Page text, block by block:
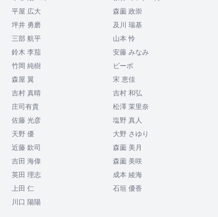
平屋 広大
森薗 政崇
坪井 勇磨
及川 瑞基
三部 航平
山本 怜
鈴木 李茄
安藤 みなみ
竹岡 純樹
ビーボ
森屋 翼
宋 恵佳
吉村 真晴
吉村 和弘
庄司有貴
松澤 茉里奈
佐藤 光彦
塩野 真人
天野 優
大野 さゆり
近藤 欽司
森薗 美月
吉田 海偉
森薗 美咲
英田 理志
成本 綾海
上田 仁
石垣 優香
川口 陽陽